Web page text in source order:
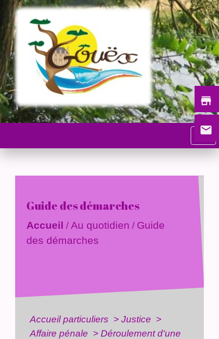
menu
Guide des démarches
Accueil / Au quotidien / Guide
des démarches
Accueil particuliers > Justice >
Affaire pénale > Déroulement d'une
store
email